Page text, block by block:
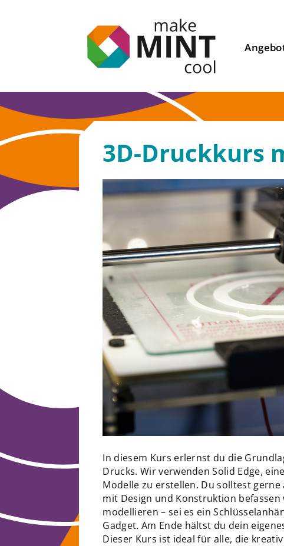
3D-Druckkurs
In diesem Kurs erlernst du die
Drucks. Wir verwenden Solid Edge,
Modelle zu erstellen. Du solltest
mit Design und Konstruktion
modellieren – sei es ein
Gadget. Am Ende hältst du dein
Dieser Kurs ist ideal für alle, die